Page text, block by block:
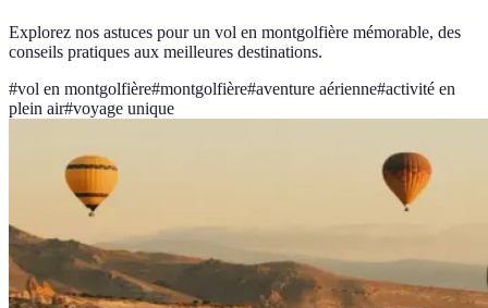
Explorez nos astuces pour un vol en montgolfière mémorable, des
conseils pratiques aux meilleures destinations.
#vol en montgolfière#montgolfière#aventure aérienne#activité en
plein air#voyage unique